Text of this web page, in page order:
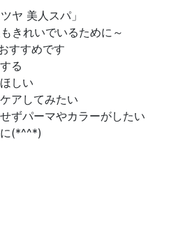
ヤ 美人スパ」
いでいるために～
すすめです
る
しい
アしてみたい
ずパーマやカラーがしたい
(*^^*)